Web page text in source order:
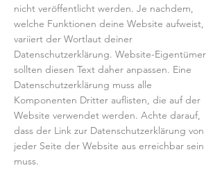
nicht veröffentlicht werden. Je nachdem,
welche Funktionen deine Website aufweist,
variiert der Wortlaut deiner
Datenschutzerklärung. Website-Eigentümer
sollten diesen Text daher anpassen. Eine
Datenschutzerklärung muss alle
Komponenten Dritter auflisten, die auf der
Website verwendet werden. Achte darauf,
dass der Link zur Datenschutzerklärung von
jeder Seite der Website aus erreichbar sein
muss.